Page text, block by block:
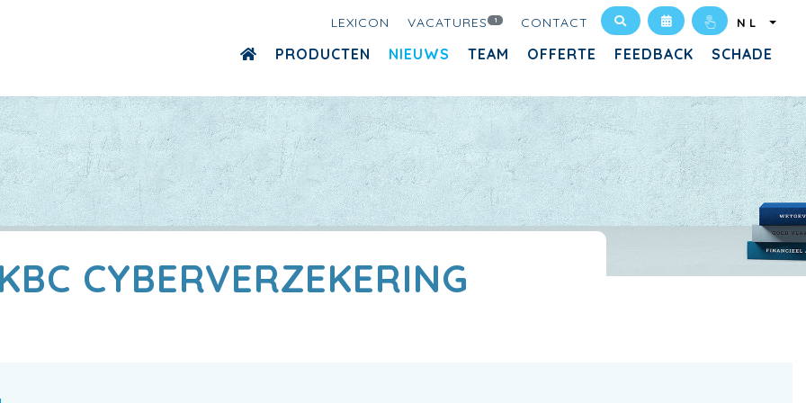
LEXICON VACATURES 1 CONTACT NL
PRODUCTEN NIEUWS TEAM OFFERTE FEEDBACK SCHADE
CYBERVERZEKERING